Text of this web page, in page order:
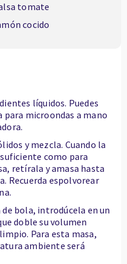
tomate
cocido
líquidos. Puedes
para microondas a mano
y mezcla. Cuando la
como para
retírala y amasa hasta
Recuerda espolvorear
bola, introdúcela en un
doble su volumen
Para esta masa,
ambiente será